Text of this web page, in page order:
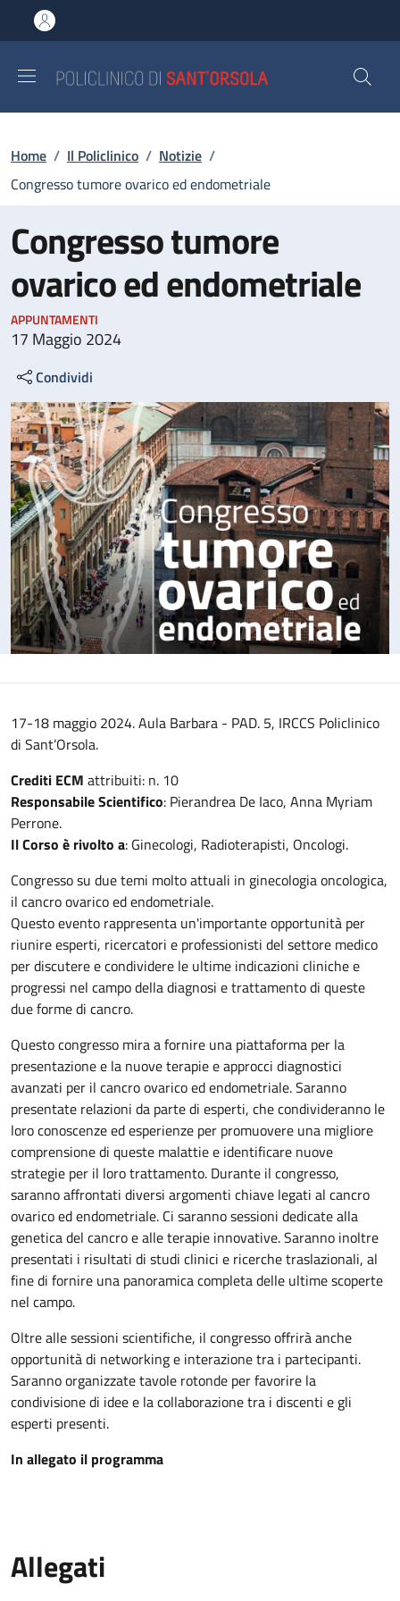
al contenuto principale
to footer content
Briciole di pane
Home / Il Policlinico / Notizie /
Congresso tumore ovarico ed endometriale
Congresso tumore
ovarico ed endometriale
APPUNTAMENTI
17 Maggio 2024
Condividi
17-18 maggio 2024. Aula Barbara - PAD. 5, IRCCS Policlinico
di Sant’Orsola.
Crediti ECM attribuiti: n. 10
Responsabile Scientifico: Pierandrea De Iaco, Anna Myriam
Perrone.
Il Corso è rivolto a: Ginecologi, Radioterapisti, Oncologi.
Congresso su due temi molto attuali in ginecologia oncologica,
il cancro ovarico ed endometriale.
Questo evento rappresenta un'importante opportunità per
riunire esperti, ricercatori e professionisti del settore medico
per discutere e condividere le ultime indicazioni cliniche e
progressi nel campo della diagnosi e trattamento di queste
due forme di cancro.
Questo congresso mira a fornire una piattaforma per la
presentazione e la nuove terapie e approcci diagnostici
avanzati per il cancro ovarico ed endometriale. Saranno
presentate relazioni da parte di esperti, che condivideranno le
loro conoscenze ed esperienze per promuovere una migliore
comprensione di queste malattie e identificare nuove
strategie per il loro trattamento. Durante il congresso,
saranno affrontati diversi argomenti chiave legati al cancro
ovarico ed endometriale. Ci saranno sessioni dedicate alla
genetica del cancro e alle terapie innovative. Saranno inoltre
presentati i risultati di studi clinici e ricerche traslazionali, al
fine di fornire una panoramica completa delle ultime scoperte
nel campo.
Oltre alle sessioni scientifiche, il congresso offrirà anche
opportunità di networking e interazione tra i partecipanti.
Saranno organizzate tavole rotonde per favorire la
condivisione di idee e la collaborazione tra i discenti e gli
esperti presenti.
In allegato il programma
Allegati